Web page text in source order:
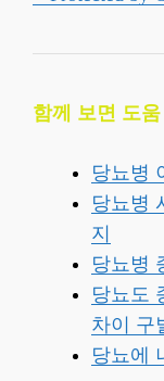
함께 보면 도
당뇨병
당뇨병
지
당뇨병
당뇨도
차이 구
당뇨에